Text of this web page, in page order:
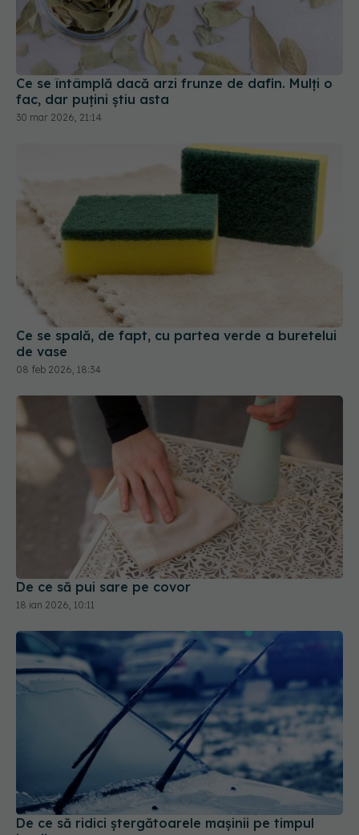
Ce se întâmplă dacă arzi frunze de dafin. Mulți o
fac, dar puțini știu asta
30 mar 2026, 21:14
Ce se spală, de fapt, cu partea verde a buretelui
de vase
08 feb 2026, 18:34
De ce să pui sare pe covor
18 ian 2026, 10:11
De ce să ridici ștergătoarele mașinii pe timpul